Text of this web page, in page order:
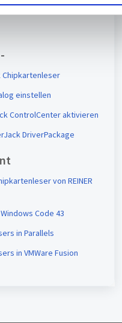
Chipkartenleser
einstellen
ControlCenter aktivieren
DriverPackage
von REINER
Code 43
in Parallels
in VMWare Fusion